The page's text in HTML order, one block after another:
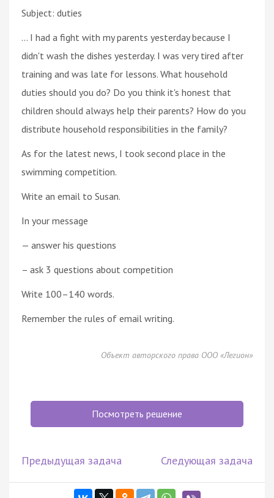
Subject: duties
… I had a fight with my parents yesterday because I
didn't wash the dishes yesterday. I was very tired after
training and was late for lessons. What household
duties should you do? Do you think it's honest that
children should always help their parents? How do you
distribute household responsibilities in the family?
As for the latest news, I took second place in the
swimming competition.
Write an email to Susan.
In your message
— answer his questions
– ask 3 questions about competition
Write 100–140 words.
Remember the rules of email writing.
Объект авторского права ООО «Легион»
Посмотреть решение
Предыдущая задача Следующая задача